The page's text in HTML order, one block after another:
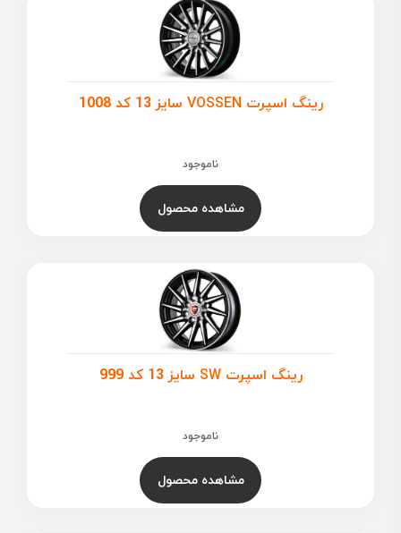
رینگ اسپرت VOSSEN سایز 13 کد 1008
ناموجود
مشاهده محصول
رینگ اسپرت SW سایز 13 کد 999
ناموجود
مشاهده محصول